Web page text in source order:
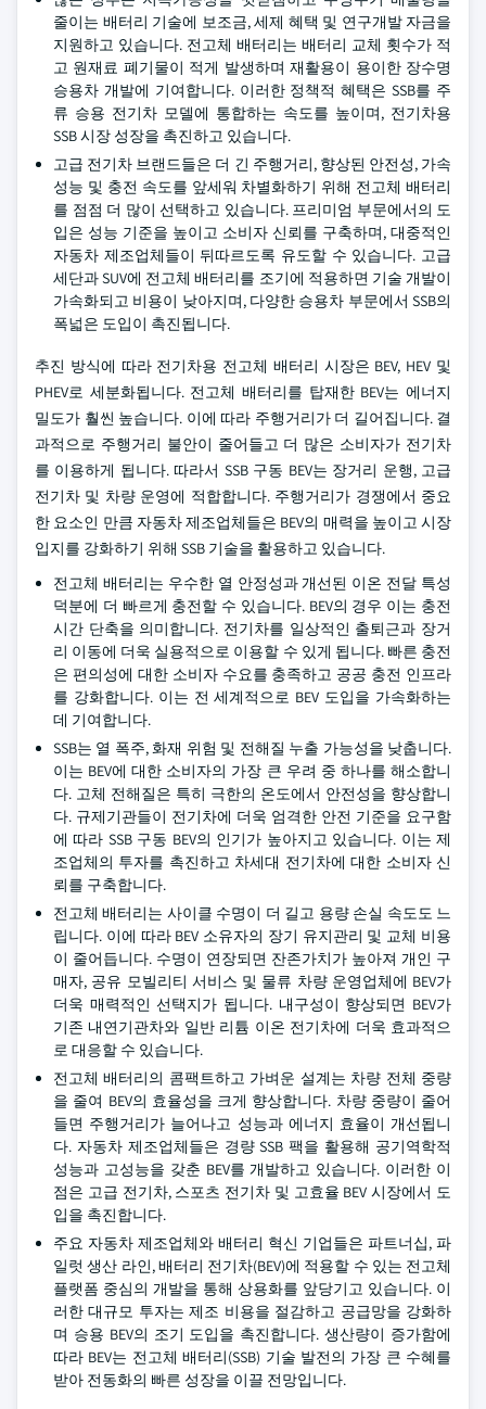
줄이는 배터리 기술에 보조금, 세제 혜택 및 연구개발 자금을
지원하고 있습니다. 전고체 배터리는 배터리 교체 횟수가 적
고 원재료 폐기물이 적게 발생하며 재활용이 용이한 장수명
승용차 개발에 기여합니다. 이러한 정책적 혜택은 SSB를 주
류 승용 전기차 모델에 통합하는 속도를 높이며, 전기차용
SSB 시장 성장을 촉진하고 있습니다.
고급 전기차 브랜드들은 더 긴 주행거리, 향상된 안전성, 가속
성능 및 충전 속도를 앞세워 차별화하기 위해 전고체 배터리
를 점점 더 많이 선택하고 있습니다. 프리미엄 부문에서의 도
입은 성능 기준을 높이고 소비자 신뢰를 구축하며, 대중적인
자동차 제조업체들이 뒤따르도록 유도할 수 있습니다. 고급
세단과 SUV에 전고체 배터리를 조기에 적용하면 기술 개발이
가속화되고 비용이 낮아지며, 다양한 승용차 부문에서 SSB의
폭넓은 도입이 촉진됩니다.
추진 방식에 따라 전기차용 전고체 배터리 시장은 BEV, HEV 및
PHEV로 세분화됩니다. 전고체 배터리를 탑재한 BEV는 에너지
밀도가 훨씬 높습니다. 이에 따라 주행거리가 더 길어집니다. 결
과적으로 주행거리 불안이 줄어들고 더 많은 소비자가 전기차
를 이용하게 됩니다. 따라서 SSB 구동 BEV는 장거리 운행, 고급
전기차 및 차량 운영에 적합합니다. 주행거리가 경쟁에서 중요
한 요소인 만큼 자동차 제조업체들은 BEV의 매력을 높이고 시장
입지를 강화하기 위해 SSB 기술을 활용하고 있습니다.
전고체 배터리는 우수한 열 안정성과 개선된 이온 전달 특성
덕분에 더 빠르게 충전할 수 있습니다. BEV의 경우 이는 충전
시간 단축을 의미합니다. 전기차를 일상적인 출퇴근과 장거
리 이동에 더욱 실용적으로 이용할 수 있게 됩니다. 빠른 충전
은 편의성에 대한 소비자 수요를 충족하고 공공 충전 인프라
를 강화합니다. 이는 전 세계적으로 BEV 도입을 가속화하는
데 기여합니다.
SSB는 열 폭주, 화재 위험 및 전해질 누출 가능성을 낮춥니다.
이는 BEV에 대한 소비자의 가장 큰 우려 중 하나를 해소합니
다. 고체 전해질은 특히 극한의 온도에서 안전성을 향상합니
다. 규제기관들이 전기차에 더욱 엄격한 안전 기준을 요구함
에 따라 SSB 구동 BEV의 인기가 높아지고 있습니다. 이는 제
조업체의 투자를 촉진하고 차세대 전기차에 대한 소비자 신
뢰를 구축합니다.
전고체 배터리는 사이클 수명이 더 길고 용량 손실 속도도 느
립니다. 이에 따라 BEV 소유자의 장기 유지관리 및 교체 비용
이 줄어듭니다. 수명이 연장되면 잔존가치가 높아져 개인 구
매자, 공유 모빌리티 서비스 및 물류 차량 운영업체에 BEV가
더욱 매력적인 선택지가 됩니다. 내구성이 향상되면 BEV가
기존 내연기관차와 일반 리튬 이온 전기차에 더욱 효과적으
로 대응할 수 있습니다.
전고체 배터리의 콤팩트하고 가벼운 설계는 차량 전체 중량
을 줄여 BEV의 효율성을 크게 향상합니다. 차량 중량이 줄어
들면 주행거리가 늘어나고 성능과 에너지 효율이 개선됩니
다. 자동차 제조업체들은 경량 SSB 팩을 활용해 공기역학적
성능과 고성능을 갖춘 BEV를 개발하고 있습니다. 이러한 이
점은 고급 전기차, 스포츠 전기차 및 고효율 BEV 시장에서 도
입을 촉진합니다.
주요 자동차 제조업체와 배터리 혁신 기업들은 파트너십, 파
일럿 생산 라인, 배터리 전기차(BEV)에 적용할 수 있는 전고체
플랫폼 중심의 개발을 통해 상용화를 앞당기고 있습니다. 이
러한 대규모 투자는 제조 비용을 절감하고 공급망을 강화하
며 승용 BEV의 조기 도입을 촉진합니다. 생산량이 증가함에
따라 BEV는 전고체 배터리(SSB) 기술 발전의 가장 큰 수혜를
받아 전동화의 빠른 성장을 이끌 전망입니다.